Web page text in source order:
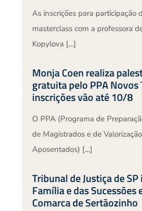
As inscrições para participação
masterclass com a professora
Kopylova […]
Monja Coen realiza
gratuita pelo PPA Novos
inscrições vão até 10/8
O PPA (Programa de
de Magistrados e de
Aposentados) […]
Tribunal de Justiça de
Família e das Sucessões
Comarca de Sertãozinho